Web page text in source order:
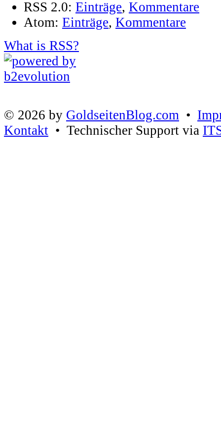
RSS 2.0: Einträge, Kommentare
Atom: Einträge, Kommentare
What is RSS?
© 2026 by GoldseitenBlog.com •
Kontakt • Technischer Support via